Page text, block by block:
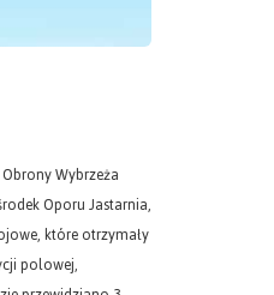
Wybrzeża
Oporu Jastarnia,
które otrzymały
polowej,